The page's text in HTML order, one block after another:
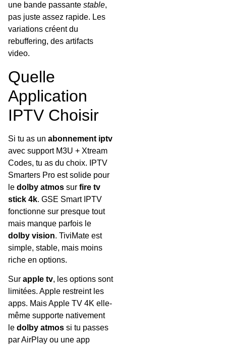
une bande passante stable,
pas juste assez rapide. Les
variations créent du
rebuffering, des artifacts
video.
Quelle
Application
IPTV Choisir
Si tu as un abonnement iptv
avec support M3U + Xtream
Codes, tu as du choix. IPTV
Smarters Pro est solide pour
le dolby atmos sur fire tv
stick 4k. GSE Smart IPTV
fonctionne sur presque tout
mais manque parfois le
dolby vision. TiviMate est
simple, stable, mais moins
riche en options.
Sur apple tv, les options sont
limitées. Apple restreint les
apps. Mais Apple TV 4K elle-
même supporte nativement
le dolby atmos si tu passes
par AirPlay ou une app